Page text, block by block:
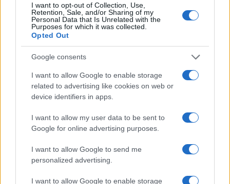
I want to opt-out of Collection, Use,
Retention, Sale, and/or Sharing of my
Personal Data that Is Unrelated with the
Purposes for which it was collected.
Opted Out
Google consents
I want to allow Google to enable storage
related to advertising like cookies on web or
device identifiers in apps.
I want to allow my user data to be sent to
Google for online advertising purposes.
I want to allow Google to send me
personalized advertising.
I want to allow Google to enable storage
Tennis: il dettagliato programma del 6 agosto per il
Canadian Open 2026
TENNIS